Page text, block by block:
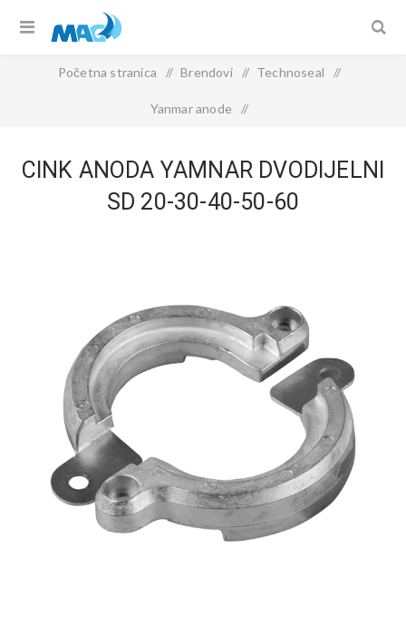
Početna stranica / Brendovi / Technoseal /
Yanmar anode /
CINK ANODA YAMNAR DVODIJELNI
SD 20-30-40-50-60